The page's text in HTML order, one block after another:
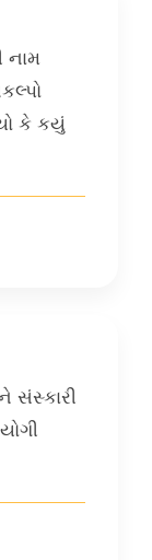
નામ
કે કયું
સંસ્કારી